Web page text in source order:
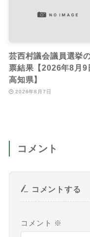
芸西村議会議員選挙
票結果【2026年8月9
高知県】
2026年8月7日
コメント
コメントする
コメント ※